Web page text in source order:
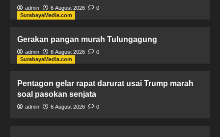
admin 6 August 2026
0
SurabayaMedia.com
Gerakan pangan murah Tulungagung
admin 6 August 2026
0
SurabayaMedia.com
Pentagon gelar rapat darurat usai Trump marah
soal pasokan senjata
admin 6 August 2026 0